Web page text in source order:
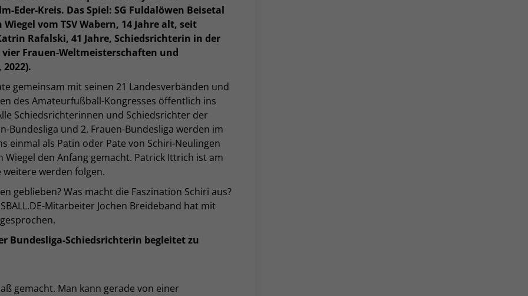
Eder-Kreis. Das Spiel: SG Fuldalöwen Beisetal
vom TSV Wabern, 14 Jahre alt, seit
Rafalski, 41 Jahre, Schiedsrichterin in der
Frauen-Weltmeisterschaften und
gemeinsam mit seinen 21 Landesverbänden und
des Amateurfußball-Kongresses öffentlich ins
Schiedsrichterinnen und Schiedsrichter der
Bundesliga und 2. Frauen-Bundesliga werden im
einmal als Patin oder Pate von Schiri-Neulingen
den Anfang gemacht. Patrick Ittrich ist am
weitere werden folgen.
geblieben? Was macht die Faszination Schiri aus?
Mitarbeiter Jochen Breideband hat mit
Bundesliga-Schiedsrichterin begleitet zu
gemacht. Man kann gerade von einer